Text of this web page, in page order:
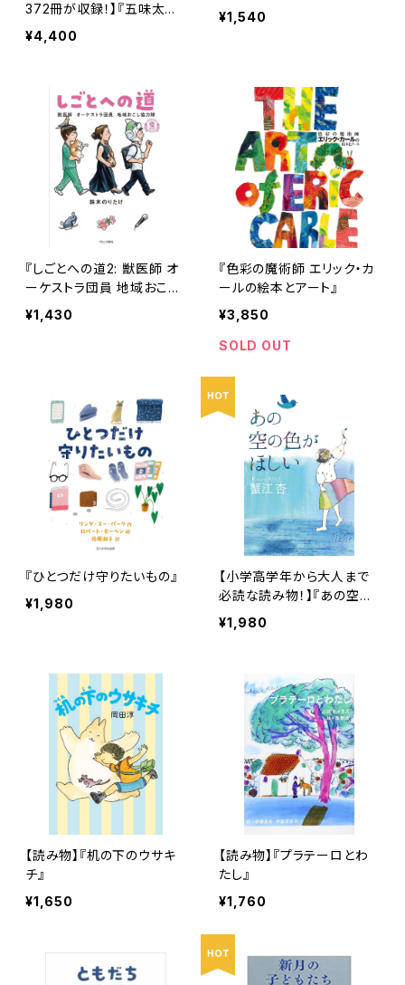
372冊が収録！】『五味太郎
絵本クロニクル〜1973-20
25完全版〜』
¥4,400
¥1,540
『しごとへの道2: 獣医師 オ
ーケストラ団員 地域おこし
協力隊』
¥1,430
『色彩の魔術師 エリック・カ
ールの絵本とアート』
¥3,850
SOLD OUT
『ひとつだけ守りたいもの』
¥1,980
【小学高学年から大人まで
必読な読み物！】『あの空の
色がほしい』
¥1,980
【読み物】『机の下のウサキ
チ』
¥1,650
【読み物】『プラテーロとわ
たし』
¥1,760